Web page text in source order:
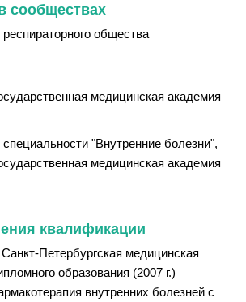
сообществах
общества
медицинская академия
"Внутренние болезни",
медицинская академия
квалификации
Петербургская медицинская
образования (2007 г.)
внутренних болезней с